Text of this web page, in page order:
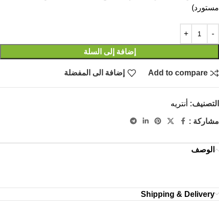
مستورد)
إضافة إلى السلة
Add to compare إضافة الى المفضلة
التصنيف: أنتريه
مشاركة :
الوصف
Shipping & Delivery